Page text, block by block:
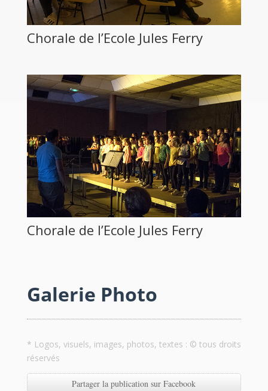
Chorale de l’Ecole Jules Ferry
Chorale de l’Ecole Jules Ferry
Galerie Photo
* Logos, visuels, images, photos, textes : © tous droits
réservés
Partager la publication sur Facebook